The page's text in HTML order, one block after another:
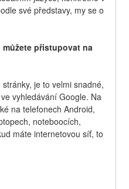
své představy, my se o
přistupovat na
je to velmi snadné,
vyhledávání Google. Na
na telefonech Android,
noteboocích,
máte internetovou síť, to